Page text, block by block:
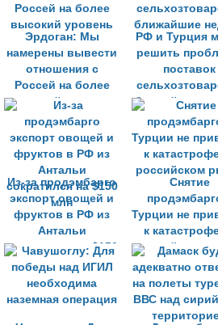
Эрдоган: Мы
намерены вывести
отношения с
Россей на более
высокий уровень
РФ и Турция
решить
поставок
ближайшие
Из-за продэмбарго
экспорт овощей и
фруктов в РФ из
Антальи
сократился на $150
млн
Снятие
Турции не
к
российском